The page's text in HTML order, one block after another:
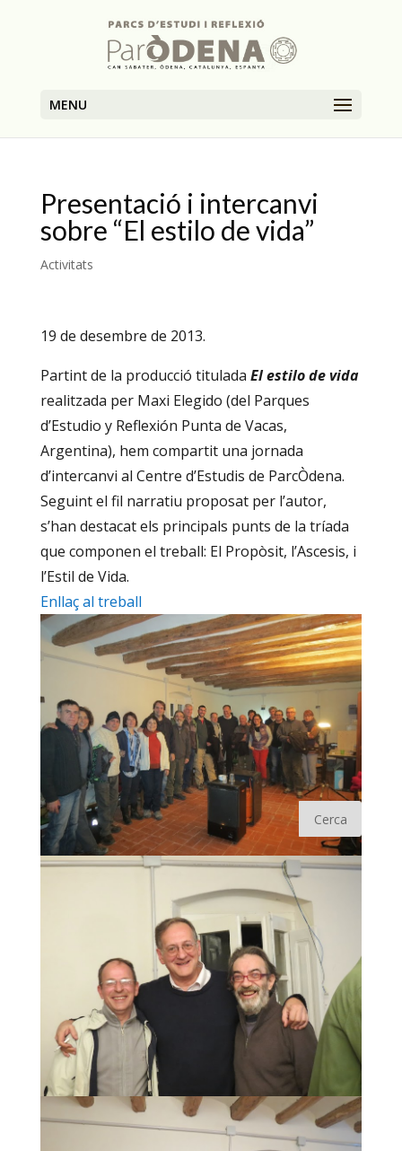
MENU
Presentació i intercanvi
sobre “El estilo de vida”
Activitats
19 de desembre de 2013.
Partint de la producció titulada El estilo de vida
realitzada per Maxi Elegido (del Parques
d’Estudio y Reflexión Punta de Vacas,
Argentina), hem compartit una jornada
d’intercanvi al Centre d’Estudis de ParcÒdena.
Seguint el fil narratiu proposat per l’autor,
s’han destacat els principals punts de la tríada
que componen el treball: El Propòsit, l’Ascesis, i
l’Estil de Vida.
Enllaç al treball